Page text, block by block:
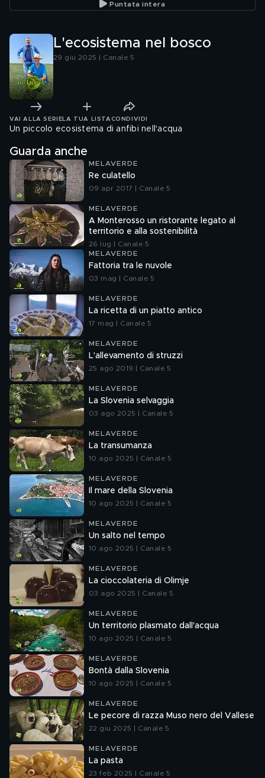
Puntata intera
L'ecosistema nel bosco
29 giu 2025 | Canale 5
VAI ALLA SERIE LA TUA LISTA CONDIVIDI
Un piccolo ecosistema di anfibi nell'acqua
Guarda anche
MELAVERDE
Re culatello
09 apr 2017 | Canale 5
MELAVERDE
A Monterosso un ristorante legato al
territorio e alla sostenibilità
26 lug | Canale 5
MELAVERDE
Fattoria tra le nuvole
03 mag | Canale 5
MELAVERDE
La ricetta di un piatto antico
17 mag | Canale 5
MELAVERDE
L'allevamento di struzzi
25 ago 2019 | Canale 5
MELAVERDE
La Slovenia selvaggia
03 ago 2025 | Canale 5
MELAVERDE
La transumanza
10 ago 2025 | Canale 5
MELAVERDE
Il mare della Slovenia
10 ago 2025 | Canale 5
MELAVERDE
Un salto nel tempo
10 ago 2025 | Canale 5
MELAVERDE
La cioccolateria di Olimje
03 ago 2025 | Canale 5
MELAVERDE
Un territorio plasmato dall'acqua
10 ago 2025 | Canale 5
MELAVERDE
Bontà dalla Slovenia
10 ago 2025 | Canale 5
MELAVERDE
Le pecore di razza Muso nero del Vallese
22 giu 2025 | Canale 5
MELAVERDE
La pasta
23 feb 2025 | Canale 5